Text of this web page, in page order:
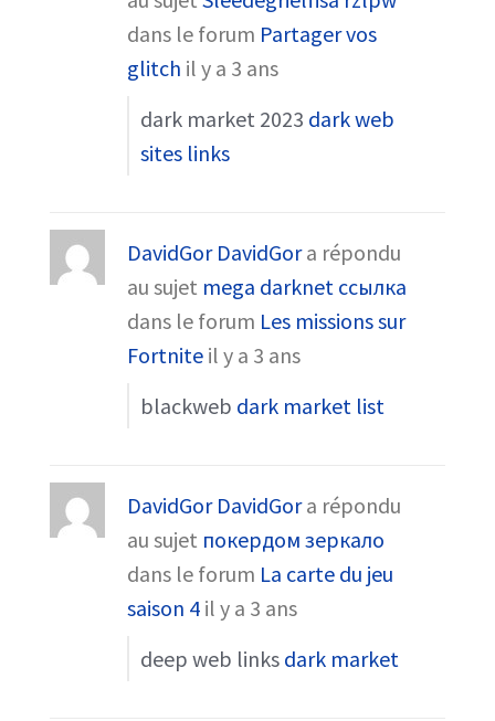
dans le forum Partager vos
glitch il y a 3 ans
dark market 2023 dark web
sites links
DavidGor DavidGora répondu
au sujet mega darknet ссылка
dans le forum Les missions sur
Fortnite il y a 3 ans
blackweb dark market list
DavidGor DavidGora répondu
au sujet покердом зеркало
dans le forum La carte du jeu
saison 4 il y a 3 ans
deep web links dark market